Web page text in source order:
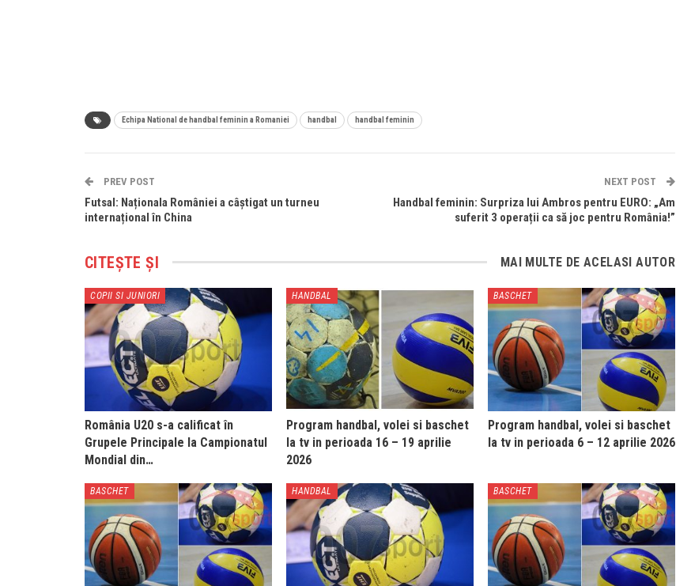
Echipa National de handbal feminin a Romaniei handbal handbal feminin
PREV POST
Futsal: Naționala României a câștigat un turneu
internațional în China
NEXT POST
Handbal feminin: Surpriza lui Ambros pentru EURO: „Am
suferit 3 operații ca să joc pentru România!”
CITEȘTE ȘI MAI MULTE DE ACELASI AUTOR
COPII SI JUNIORI
România U20 s-a calificat în
Grupele Principale la Campionatul
Mondial din…
HANDBAL
Program handbal, volei si baschet
la tv in perioada 16 – 19 aprilie
2026
BASCHET
Program handbal, volei si baschet
la tv in perioada 6 – 12 aprilie 2026
BASCHET HANDBAL BASCHET